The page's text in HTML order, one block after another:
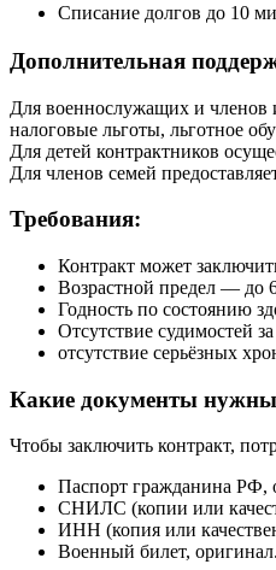
Списание долгов до 10
Дополнительная
Для военнослужащих и членов
налоговые льготы, льготное
Для детей контрактников
Для членов семей
Требования:
Контракт может
Возрастной предел — до
Годность по состоянию
Отсутствие судимостей
отсутствие серьёзных
Какие документы нужны
Чтобы заключить контракт,
Паспорт гражданина РФ,
СНИЛС (копии или
ИНН (копия или
Военный билет,